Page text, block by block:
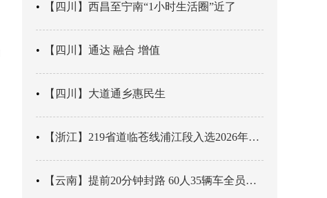
【四川】西昌至宁南“1小时生活圈”近了
【四川】通达 融合 增值
【四川】大道通乡惠民生
【浙江】219省道临苍线浦江段入选2026年度美丽公路项目展示交流活动名单
【云南】提前20分钟封路 60人35辆车全员平安